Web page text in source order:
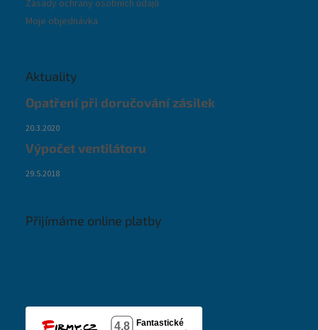
Zásady ochrany osobních údajů
Moje objednávka
Aktuality
Opatření při doručování zásilek
20.3.2020
Výpočet ventilátoru
29.5.2018
Přijímáme online platby